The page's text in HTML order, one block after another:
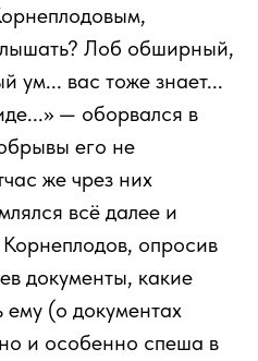
Лоб обширный,
ум... вас тоже знает...
— оборвался в
его не
же чрез них
всё далее и
опросив
документы, какие
ему (о документах
и особенно спеша в